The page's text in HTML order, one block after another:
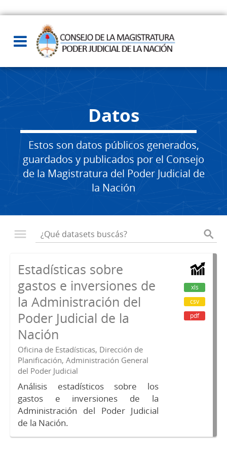
Datos
Estos son datos públicos generados,
guardados y publicados por el Consejo
de la Magistratura del Poder Judicial de
la Nación
Estadísticas sobre
gastos e inversiones de
la Administración del
Poder Judicial de la
Nación
Oficina de Estadísticas, Dirección de
Planificación, Administración General
del Poder Judicial
Análisis estadísticos sobre los
gastos e inversiones de la
Administración del Poder Judicial
de la Nación.
xls
csv
pdf